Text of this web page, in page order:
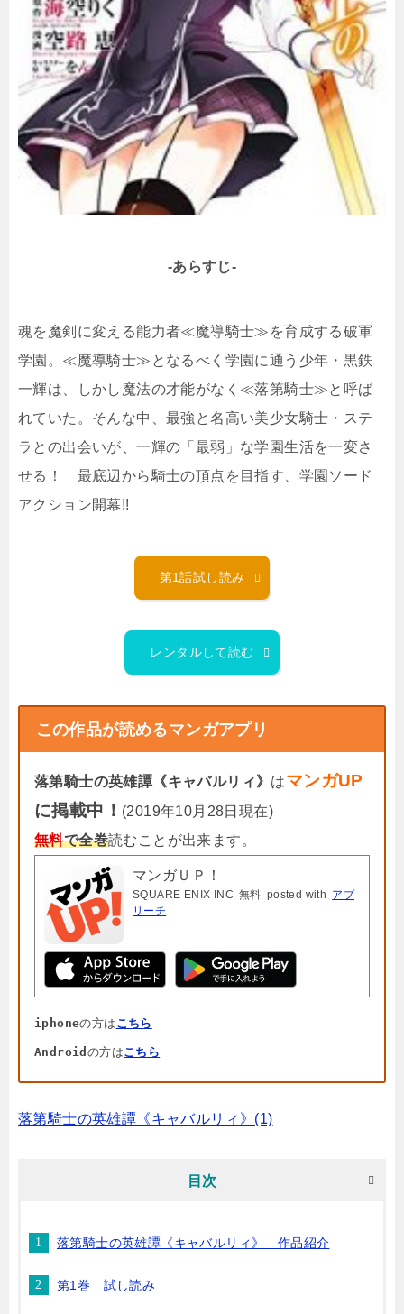
-あらすじ-
魂を魔剣に変える能力者≪魔導騎士≫を育成する破軍
学園。≪魔導騎士≫となるべく学園に通う少年・黒鉄
一輝は、しかし魔法の才能がなく≪落第騎士≫と呼ば
れていた。そんな中、最強と名高い美少女騎士・ステ
ラとの出会いが、一輝の「最弱」な学園生活を一変さ
せる！ 最底辺から騎士の頂点を目指す、学園ソード
アクション開幕!!
第1話試し読み
レンタルして読む
この作品が読めるマンガアプリ
落第騎士の英雄譚《キャバルリィ》 はマンガUP
に掲載中！ (2019年10月28日現在)
無料で全巻読むことが出来ます。
マンガＵＰ！
SQUARE ENIX INC 無料 posted with アプ
リーチ
iphoneの方は こちら
Android の方はこちら
落第騎士の英雄譚《キャバルリィ》(1)
目次
落第騎士の英雄譚《キャバルリィ》 作品紹介
第1巻 試し読み